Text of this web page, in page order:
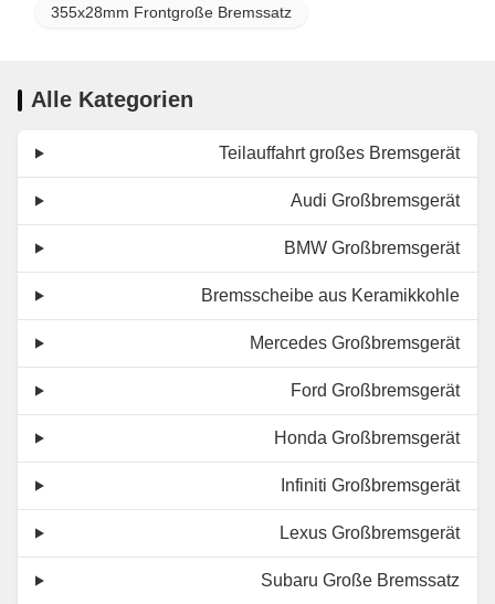
355x28mm Frontgroße Bremssatz
Alle Kategorien
Teilauffahrt großes Bremsgerät
Audi Großbremsgerät
BMW Großbremsgerät
Bremsscheibe aus Keramikkohle
Mercedes Großbremsgerät
Ford Großbremsgerät
Honda Großbremsgerät
Infiniti Großbremsgerät
Lexus Großbremsgerät
Subaru Große Bremssatz